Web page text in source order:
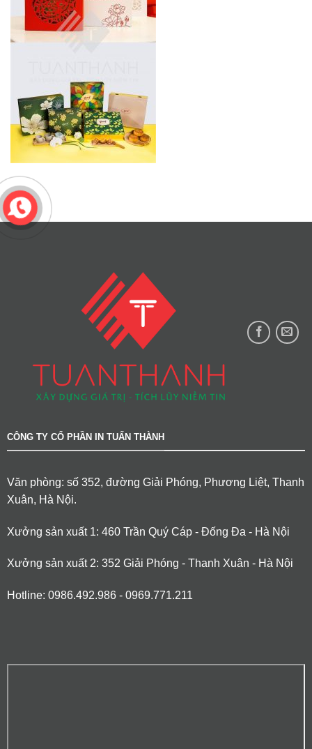
CÔNG TY CỔ PHẦN IN TUẤN THÀNH
Văn phòng: số 352, đường Giải Phóng, Phương Liệt, Thanh
Xuân, Hà Nội.
Xưởng sản xuất 1: 460 Trần Quý Cáp - Đống Đa - Hà Nội
Xưởng sản xuất 2: 352 Giải Phóng - Thanh Xuân - Hà Nội
Hotline: 0986.492.986 - 0969.771.211